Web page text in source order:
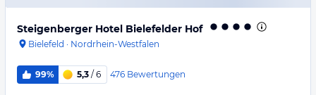
Steigenberger Hotel Bielefelder Hof
Bielefeld · Nordrhein-Westfalen
99% 5,3 / 6 476 Bewertungen